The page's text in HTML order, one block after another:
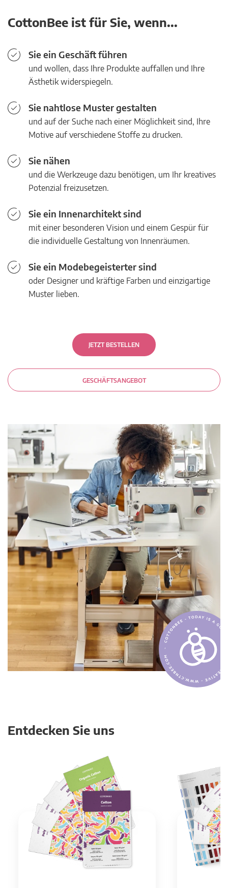
CottonBee ist für Sie, wenn...
Sie ein Geschäft führen
und wollen, dass Ihre Produkte auffallen und Ihre
Ästhetik widerspiegeln.
Sie nahtlose Muster gestalten
und auf der Suche nach einer Möglichkeit sind, Ihre
Motive auf verschiedene Stoffe zu drucken.
Sie nähen
und die Werkzeuge dazu benötigen, um Ihr kreatives
Potenzial freizusetzen.
Sie ein Innenarchitekt sind
mit einer besonderen Vision und einem Gespür für
die individuelle Gestaltung von Innenräumen.
Sie ein Modebegeisterter sind
oder Designer und kräftige Farben und einzigartige
Muster lieben.
JETZT BESTELLEN
GESCHÄFTSANGEBOT
Entdecken Sie uns